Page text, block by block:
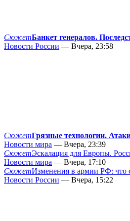
СюжетБанкет генералов.
Новости России — Вчера, 23:58
СюжетГрязные технологии.
Новости мира — Вчера, 23:39
СюжетЭскалация для Европы.
Новости мира — Вчера, 17:10
СюжетИзменения в армии РФ: что
Новости России — Вчера, 15:22